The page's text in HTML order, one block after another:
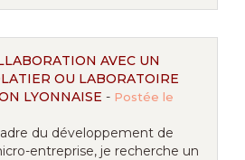
AVEC UN
OU LABORATOIRE
LYONNAISE - Postée le
du développement de
entreprise, je recherche un